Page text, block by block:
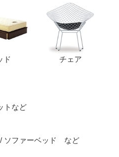
ド チェア
トなど
/ ソファーベッド など